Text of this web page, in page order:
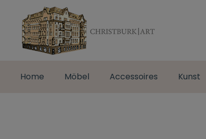
Home Möbel Accessoires Kunst